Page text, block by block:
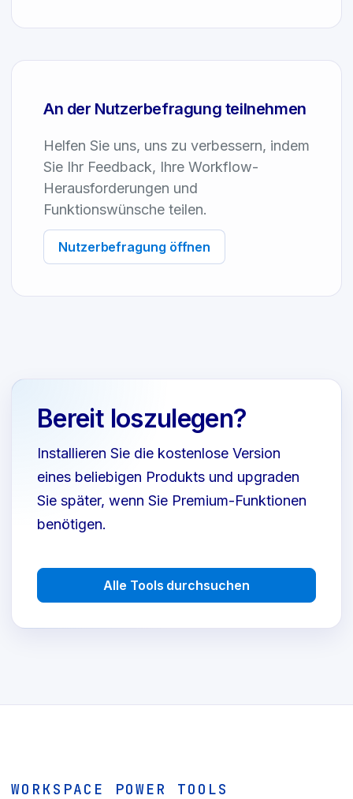
An der Nutzerbefragung teilnehmen
Helfen Sie uns, uns zu verbessern, indem
Sie Ihr Feedback, Ihre Workflow-
Herausforderungen und
Funktionswünsche teilen.
Nutzerbefragung öffnen
Bereit loszulegen?
Installieren Sie die kostenlose Version
eines beliebigen Produkts und upgraden
Sie später, wenn Sie Premium-Funktionen
benötigen.
Alle Tools durchsuchen
WORKSPACE POWER TOOLS